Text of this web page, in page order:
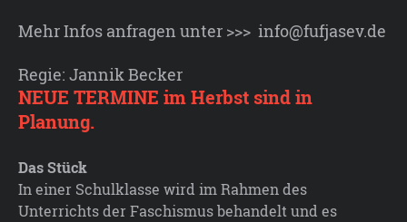
Mehr Infos anfragen unter >>> info@fufjasev.de
Regie: Jannik Becker
NEUE TERMINE im Herbst sind in
Planung.
Das Stück
In einer Schulklasse wird im Rahmen des
Unterrichtsder Faschismus behandelt und es